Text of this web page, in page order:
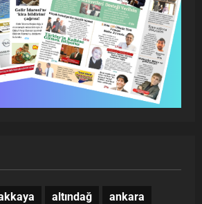
altındağ
ankara